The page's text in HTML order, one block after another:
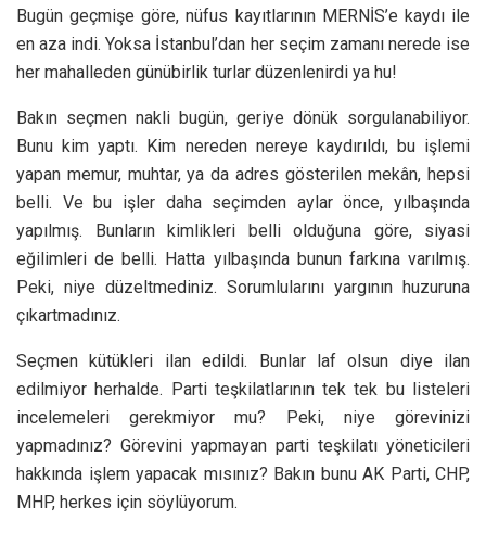
Bugün geçmişe göre, nüfus kayıtlarının MERNİS’e kaydı ile
en aza indi. Yoksa İstanbul’dan her seçim zamanı nerede ise
her mahalleden günübirlik turlar düzenlenirdi ya hu!
Bakın seçmen nakli bugün, geriye dönük sorgulanabiliyor.
Bunu kim yaptı. Kim nereden nereye kaydırıldı, bu işlemi
yapan memur, muhtar, ya da adres gösterilen mekân, hepsi
belli. Ve bu işler daha seçimden aylar önce, yılbaşında
yapılmış. Bunların kimlikleri belli olduğuna göre, siyasi
eğilimleri de belli. Hatta yılbaşında bunun farkına varılmış.
Peki, niye düzeltmediniz. Sorumlularını yargının huzuruna
çıkartmadınız.
Seçmen kütükleri ilan edildi. Bunlar laf olsun diye ilan
edilmiyor herhalde. Parti teşkilatlarının tek tek bu listeleri
incelemeleri gerekmiyor mu? Peki, niye görevinizi
yapmadınız? Görevini yapmayan parti teşkilatı yöneticileri
hakkında işlem yapacak mısınız? Bakın bunu AK Parti, CHP,
MHP, herkes için söylüyorum.